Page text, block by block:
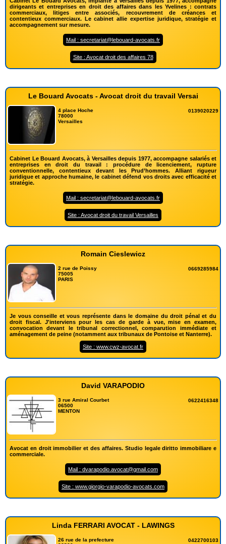
dirigeants et entreprises en droit des affaires dans les Yvelines : contrats
commerciaux, litiges entre associés, recouvrement de créances et
contentieux commerciaux. Le cabinet allie expertise juridique, stratégie et
accompagnement sur mesure.
Mail : secretariat@lebouard-avocats.fr
Site : Avocat droit des affaires 78
Le Bouard Avocats - Avocat droit du travail Versai
4 place Hoche
78000
Versailles
0139020229
Cabinet Le Bouard Avocats, à Versailles depuis 1977, accompagne salariés et
entreprises en droit du travail : procédure de licenciement, rupture
conventionnelle, contentieux devant les Prud’hommes. Alliant rigueur
juridique et approche humaine, le cabinet défend vos droits avec efficacité et
stratégie.
Mail : secretariat@lebouard-avocats.fr
Site : Avocat droit du travail Versailles
Romain Cieslewicz
2 rue de Poissy
75005
PARIS
0669285984
Je vous conseille et vous représente dans le domaine du droit pénal et du
droit fiscal. J'interviens pour les cas de garde à vue, mise en examen,
convocation devant le tribunal correctionnel, comparution immédiate et
aménagement de peine (notamment aux tribunaux de Pontoise et Nanterre).
Site : www.cwz-avocat.fr
David VARAPODIO
3 rue Amiral Courbet
06500
MENTON
0622416348
Avocat en droit immobilier et des affaires. Studio legale diritto immobiliare e
commerciale.
Mail : dvarapodio.avocat@gmail.com
Site : www.giorgio-varapodio-avocats.com
Linda FERRARI AVOCAT - LAWINGS
26 rue de la prefecture
0422700103